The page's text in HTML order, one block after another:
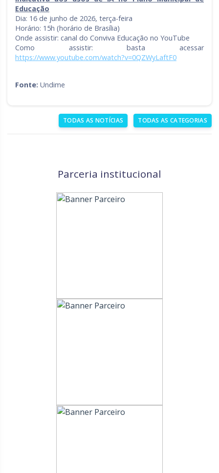
Educação
Dia: 16 de junho de 2026, terça-feira
Horário: 15h (horário de Brasília)
Onde assistir: canal do Conviva Educação no YouTube
Como assistir: basta acessar
https://www.youtube.com/watch?v=0QZWyLaftF0
Fonte: Undime
TODAS AS NOTÍCIAS TODAS AS CATEGORIAS
Parceria institucional